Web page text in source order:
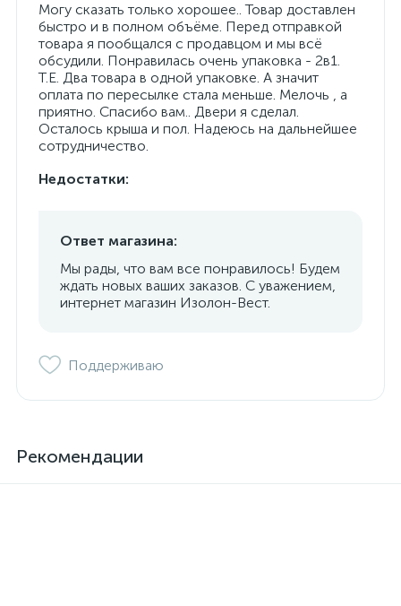
Могу сказать только хорошее.. Товар доставлен
быстро и в полном объёме. Перед отправкой
товара я пообщался с продавцом и мы всё
обсудили. Понравилась очень упаковка - 2в1.
Т.Е. Два товара в одной упаковке. А значит
оплата по пересылке стала меньше. Мелочь , а
приятно. Спасибо вам.. Двери я сделал.
Осталось крыша и пол. Надеюсь на дальнейшее
сотрудничество.
Недостатки:
Ответ магазина:
Мы рады, что вам все понравилось! Будем
ждать новых ваших заказов. С уважением,
интернет магазин Изолон-Вест.
Поддерживаю
Рекомендации